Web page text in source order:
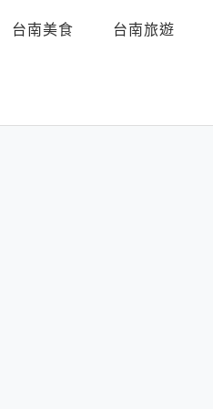
台南美食 台南旅遊